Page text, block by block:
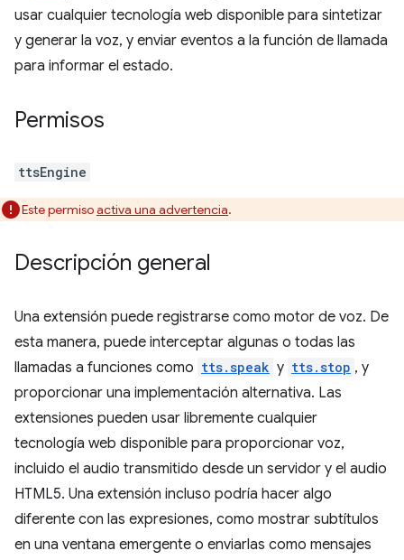
usar cualquier tecnología web disponible para sintetizar
y generar la voz, y enviar eventos a la función de llamada
para informar el estado.
Permisos
ttsEngine
Este permisoactiva una advertencia.
Descripción general
Una extensión puede registrarse como motor de voz. De
esta manera, puede interceptar algunas o todas las
llamadas a funciones como tts.speak y tts.stop , y
proporcionar una implementación alternativa. Las
extensiones pueden usar libremente cualquier
tecnología web disponible para proporcionar voz,
incluido el audio transmitido desde un servidor y el audio
HTML5. Una extensión incluso podría hacer algo
diferente con las expresiones, como mostrar subtítulos
en una ventana emergente o enviarlas como mensajes